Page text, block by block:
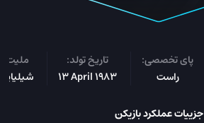
پای تخصصی:
راست
تاریخ تولد:
13 April 1983
ملیت:
شیلیایی
جزییات عملکرد بازیکن